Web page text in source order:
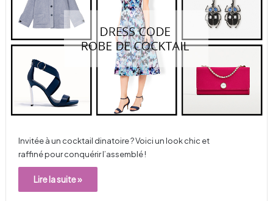
Invitée à un cocktail dinatoire ? Voici un look chic et
raffiné pour conquérir l’assemblé !
Lire la suite »